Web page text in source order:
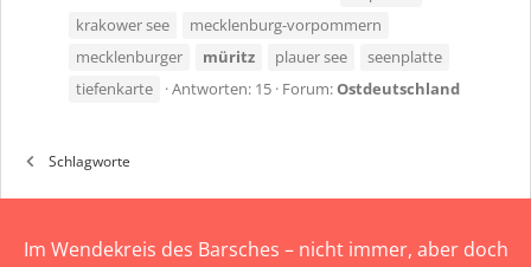
krakower see
mecklenburg-vorpommern
mecklenburger
müritz plauer see
seenplatte
tiefenkarte
Antworten: 15 Forum:Ostdeutschland
Schlagworte
Im Wendekreis des Barsches – nicht immer, aber doch